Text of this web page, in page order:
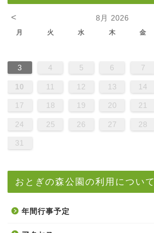
< 8月 2026
月 火 水 木 金
3 4 5 6 7
10 11 12 13 14
17 18 19 20 21
24 25 26 27 28
31
おとぎの森公園の利用について
年間行事予定